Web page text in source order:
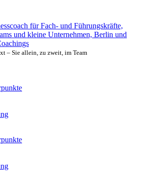
– Sie allein, zu zweit, im Team